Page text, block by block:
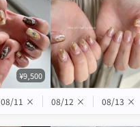
¥9,500
08/11 × 08/12 × 08/13 ×